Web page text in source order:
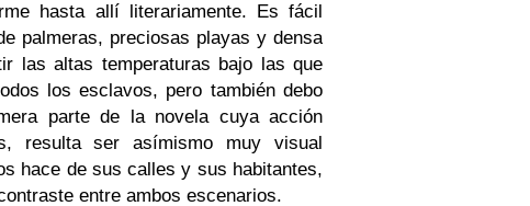
hasta allí literariamente. Es fácil
palmeras, preciosas playas y densa
las altas temperaturas bajo las que
los esclavos, pero también debo
parte de la novela cuya acción
resulta ser asímismo muy visual
hace de sus calles y sus habitantes,
entre ambos escenarios.